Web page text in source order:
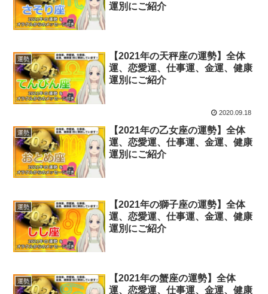
運別にご紹介
運勢
【2021年の天秤座の運勢】全体
運、恋愛運、仕事運、金運、健康
運別にご紹介
2020.09.18
運勢
【2021年の乙女座の運勢】全体
運、恋愛運、仕事運、金運、健康
運別にご紹介
運勢
【2021年の獅子座の運勢】全体
運、恋愛運、仕事運、金運、健康
運別にご紹介
運勢
【2021年の蟹座の運勢】全体
運、恋愛運、仕事運、金運、健康